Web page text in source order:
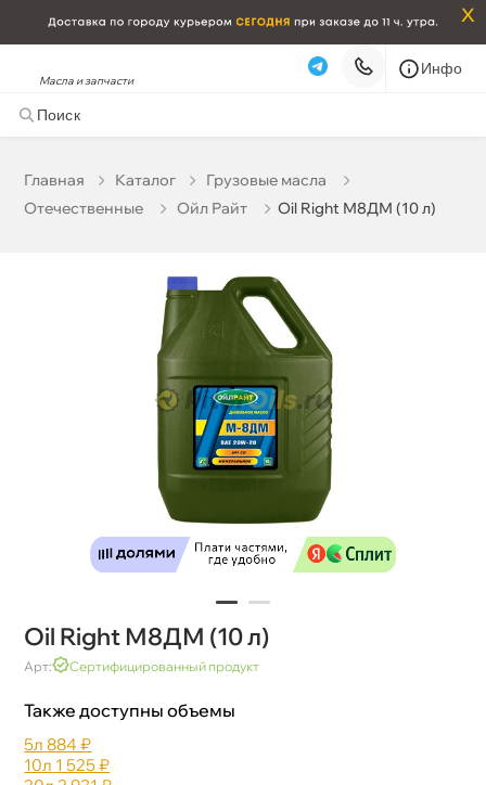
x
Масла и запчасти
Инфо
Главная Катало
Грузовые масла
Отечественные
Ойл Райт Oil Right М8ДМ (10 л)
Oil Right М8ДМ (10 л)
Арт: Сертифицированный продукт
Также доступны объемы
5л 884 ₽
10л 1 525 ₽
Карта Список